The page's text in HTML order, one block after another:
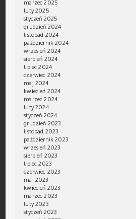
marzec 2025
luty 2025
styczeń 2025
grudzień 2024
listopad 2024
październik 2024
wrzesień 2024
sierpień 2024
lipiec 2024
czerwiec 2024
maj 2024
kwiecień 2024
marzec 2024
luty 2024
styczeń 2024
grudzień 2023
listopad 2023
październik 2023
wrzesień 2023
sierpień 2023
lipiec 2023
czerwiec 2023
maj 2023
kwiecień 2023
marzec 2023
luty 2023
styczeń 2023